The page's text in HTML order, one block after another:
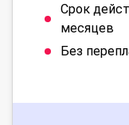
Срок
месяцев
Без